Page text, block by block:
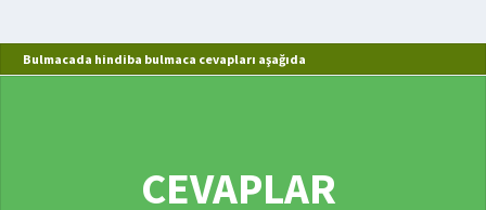
Bulmacada hindiba bulmaca cevapları aşağıda
CEVAPLAR